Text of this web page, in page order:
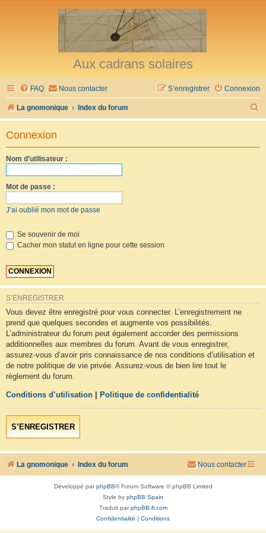
Aux cadrans solaires
FAQ Nous contacter Connexion
S’enregistrer
La gnomonique Index du forum
e
Connexion
Nom d’utilisateur :
Mot de passe :
J’ai oublié mon mot de passe
Se souvenir de moi
Cacher mon statut en ligne pour cette session
S’ENREGISTRER
Vous devez être enregistré pour vous connecter. L’enregistrement ne
prend que quelques secondes et augmente vos possibilités.
L’administrateur du forum peut également accorder des permissions
additionnelles aux membres du forum. Avant de vous enregistrer,
assurez-vous d’avoir pris connaissance de nos conditions d’utilisation et
de notre politique de vie privée. Assurez-vous de bien lire tout le
règlement du forum.
Conditions d’utilisation Politique de confidentialité
S’ENREGISTRER
La gnomonique Index du forum Nous contacter
Développé parphpBB® Forum Software © phpBB Limited
Style by phpBB Spain
Traduit parphpBB-fr.com
Confidentialité
Conditions